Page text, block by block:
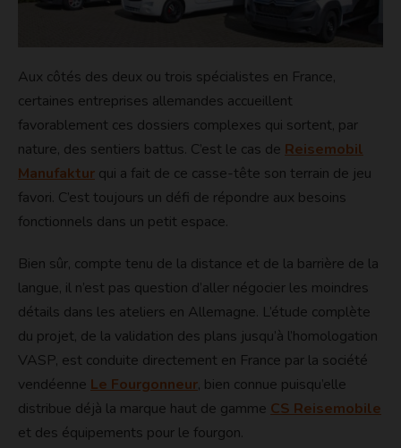
Aux côtés des deux ou trois spécialistes en France,
certaines entreprises allemandes accueillent
favorablement ces dossiers complexes qui sortent, par
nature, des sentiers battus. C’est le cas de Reisemobil
Manufaktur qui a fait de ce casse-tête son terrain de jeu
favori. C’est toujours un défi de répondre aux besoins
fonctionnels dans un petit espace.
Bien sûr, compte tenu de la distance et de la barrière de la
langue, il n’est pas question d’aller négocier les moindres
détails dans les ateliers en Allemagne. L’étude complète
du projet, de la validation des plans jusqu’à l’homologation
VASP, est conduite directement en France par la société
vendéenne Le Fourgonneur, bien connue puisqu’elle
distribue déjà la marque haut de gamme CS Reisemobile
et des équipements pour le fourgon.